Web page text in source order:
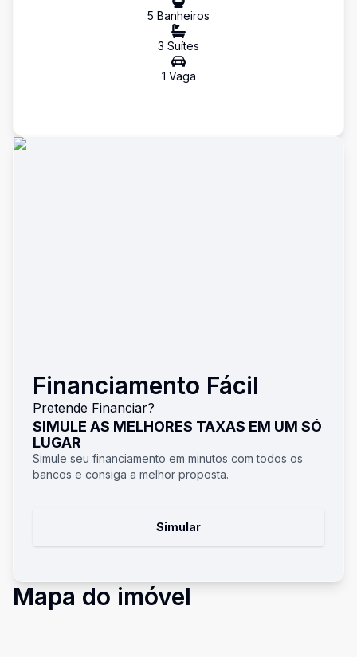
5 Banheiros
3 Suítes
1 Vaga
Financiamento Fácil
Pretende Financiar?
SIMULE AS MELHORES TAXAS EM UM SÓ
LUGAR
Simule seu financiamento em minutos com todos os
bancos e consiga a melhor proposta.
Simular
Mapa do imóvel